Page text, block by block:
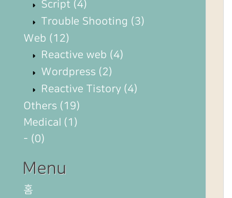
Script (4)
Trouble Shooting (3)
Web (12)
Reactive web (4)
Wordpress (2)
Reactive Tistory (4)
Others (19)
Medical (1)
- (0)
Menu
홈